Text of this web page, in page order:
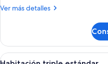
Ver más detalles
Más
estándar
doble
Abrir
12